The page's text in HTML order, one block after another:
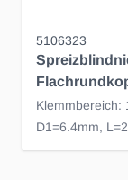
5106323
Klemmbereich:
D1=6.4mm,